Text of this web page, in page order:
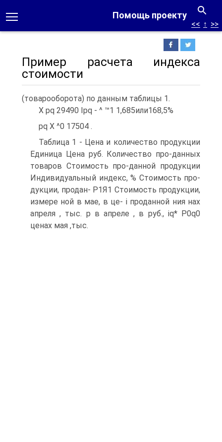
Помощь проекту
<< ↑ >>
Пример расчета индекса
стоимости
(товарооборота) по данным таблицы 1.
X pq 29490 Ipq - ^ ™1 1,685или168,5%
pq X ^0 17504 .
Таблица 1 - Цена и количество продукции
Единица Цена руб. Количество про-данных
товаров Стоимость про-данной продукции
Индивидуальный индекс, % Стоимость про-
дукции, продан- Р1Я1 Стоимость продукции,
измере ной в мае, в це- i проданной ния нах
апреля , тыс. p в апреле , в руб., iq* P0q0
ценах мая ,тыс.